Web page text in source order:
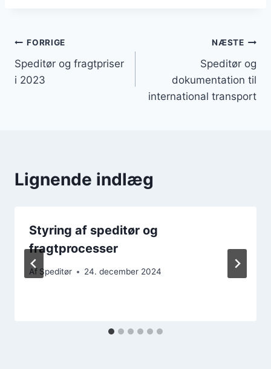
Indlægsnavigation
FORRIGE
Speditør og fragtpriser
i 2023
NÆSTE
Speditør og
dokumentation til
international transport
Lignende indlæg
Styring af speditør og
fragtprocesser
Af Speditør 24. december 2024